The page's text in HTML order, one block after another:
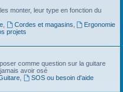
monter, leur type en fonction du
, Cordes et magasins
Ergonomie
projets
comme question sur la guitare
avoir osé
,
SOS ou besoin d'aide